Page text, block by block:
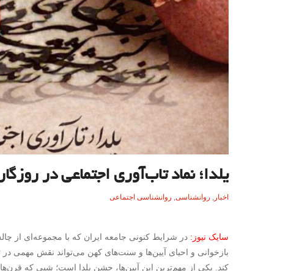
یلدا؛ نماد تاب‌آوری اجتماعی در
اخبار , روانشناسی, روانشناسی اجتماعی
سایک نیوز : در شرایط کنونی جامعه ایران که با مجموعه‌ای از
بازخوانی و احیای آیین‌ها و سنت‌های کهن می‌تواند نقش مهمی
کند. یکی از مهم‌ترین این آیین‌ها، جشن یلدا است؛ شبی که